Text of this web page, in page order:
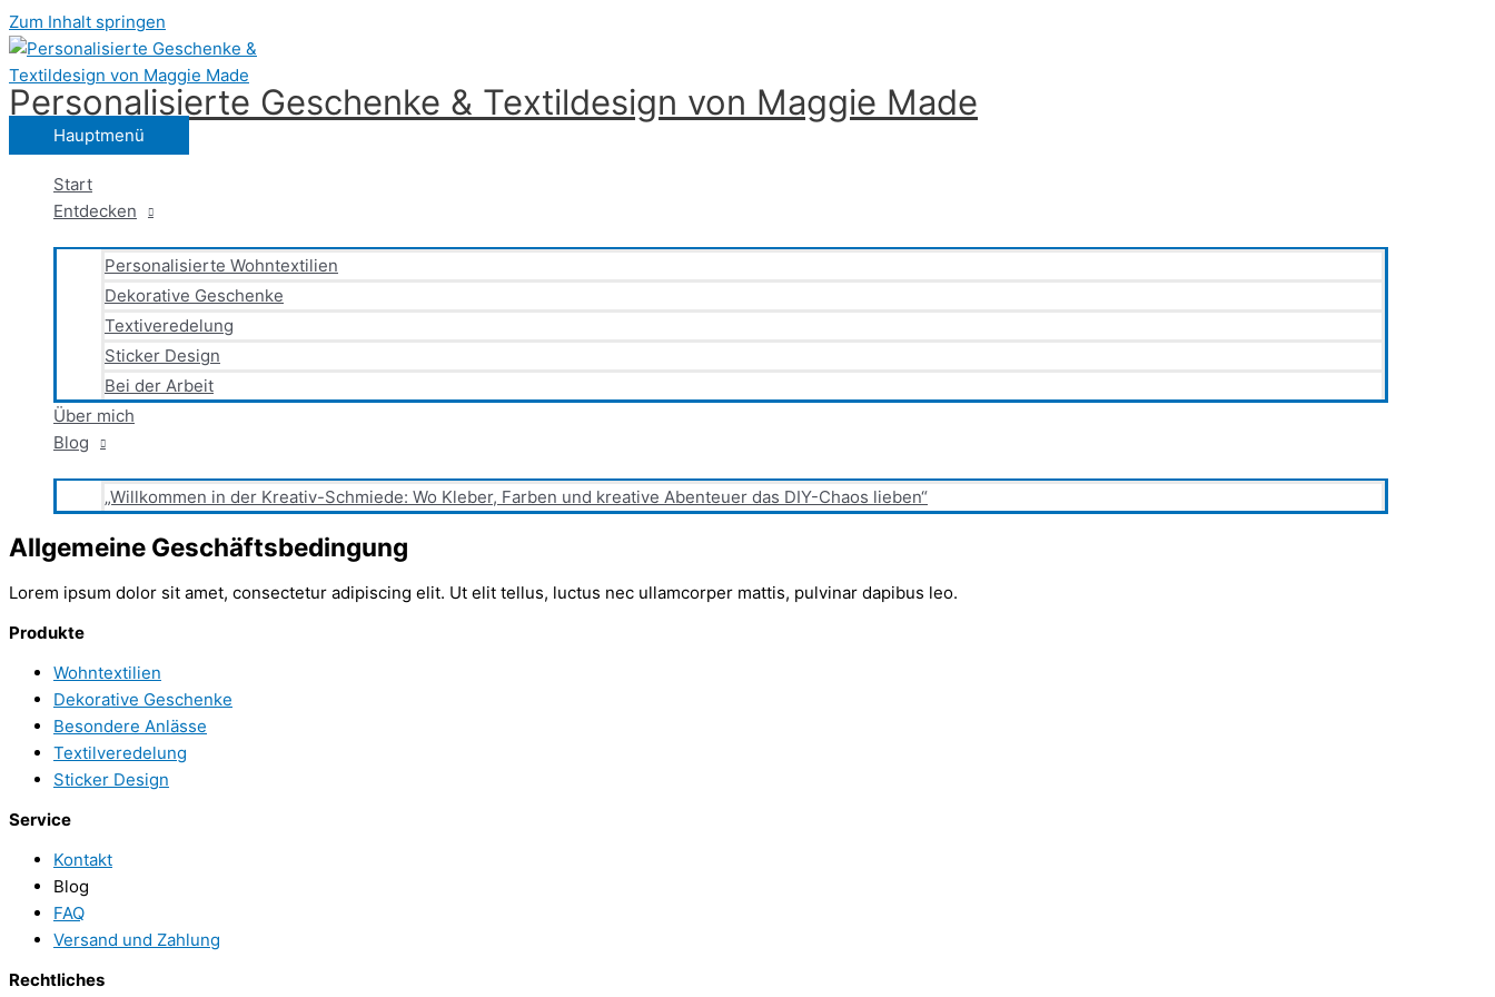
Zum Inhalt springen
Personalisierte Geschenke & Textildesign von Maggie Made
Hauptmenü
Start
Entdecken
Personalisierte Wohntextilien
Dekorative Geschenke
Textiveredelung
Sticker Design
Bei der Arbeit
Über mich
Blog
„Willkommen in der Kreativ-Schmiede: Wo Kleber, Farben und kreative Abenteuer das DIY-Chaos lieben“
Allgemeine Geschäftsbedingung
Lorem ipsum dolor sit amet, consectetur adipiscing elit. Ut elit tellus, luctus nec ullamcorper mattis, pulvinar dapibus leo.
Produkte
Wohntextilien
Dekorative Geschenke
Besondere Anlässe
Textilveredelung
Sticker Design
Service
Kontakt
Blog
FAQ
Versand und Zahlung
Rechtliches